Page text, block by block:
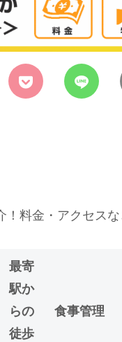
最寄
駅か
らの
徒歩
食事管理